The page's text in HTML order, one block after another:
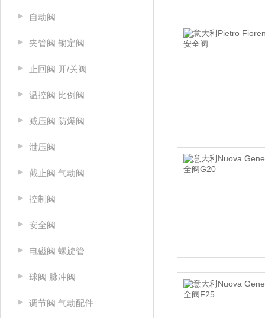
自动阀
夹管阀 锁定阀
止回阀 开/关阀
温控阀 比例阀
减压阀 防爆阀
泄压阀
截止阀 气动阀
控制阀
安全阀
电磁阀 螺旋管
球阀 脉冲阀
调节阀 气动配件